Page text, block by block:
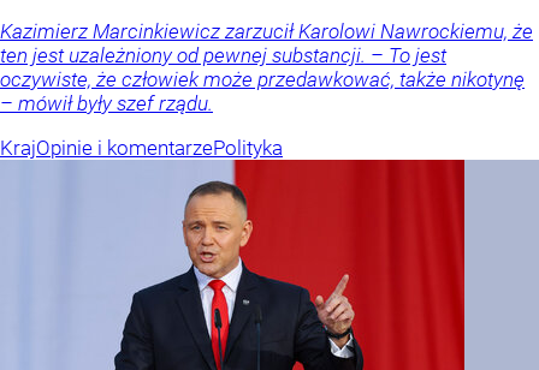
Kazimierz Marcinkiewicz zarzucił Karolowi Nawrockiemu, że
ten jest uzależniony od pewnej substancji. – To jest
oczywiste, że człowiek może przedawkować, także nikotynę
– mówił były szef rządu.
KrajOpinie i komentarzePolityka